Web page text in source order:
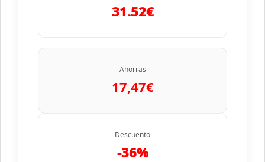
31.52€
Ahorras
17,47€
Descuento
-36%